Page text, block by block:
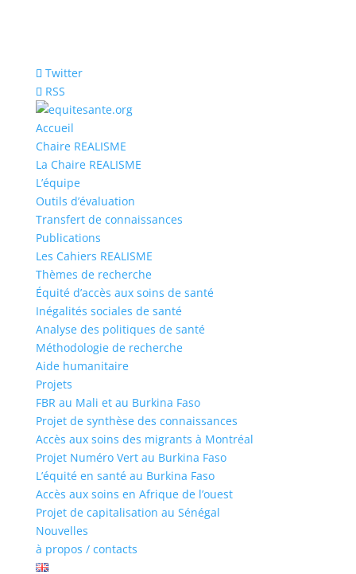
Twitter
RSS
Accueil
Chaire REALISME
La Chaire REALISME
L’équipe
Outils d’évaluation
Transfert de connaissances
Publications
Les Cahiers REALISME
Thèmes de recherche
Équité d’accès aux soins de santé
Inégalités sociales de santé
Analyse des politiques de santé
Méthodologie de recherche
Aide humanitaire
Projets
FBR au Mali et au Burkina Faso
Projet de synthèse des connaissances
Accès aux soins des migrants à Montréal
Projet Numéro Vert au Burkina Faso
L’équité en santé au Burkina Faso
Accès aux soins en Afrique de l’ouest
Projet de capitalisation au Sénégal
Nouvelles
à propos / contacts